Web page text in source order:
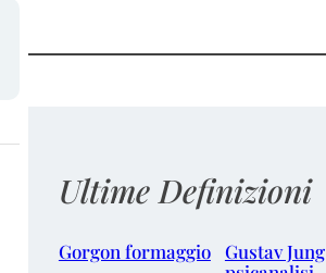
Ultime Definizioni
Gorgon formaggio Gustav Jung